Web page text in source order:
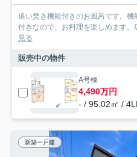
追い焚き機能付きのお風呂です。
付きなので、お料理を楽しめます
見る
販売中の物件
A号棟
4,490万円
- / 95.02㎡ /
新築一戸建